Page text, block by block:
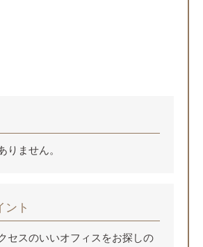
りません。
ント
セスのいいオフィスをお探しの